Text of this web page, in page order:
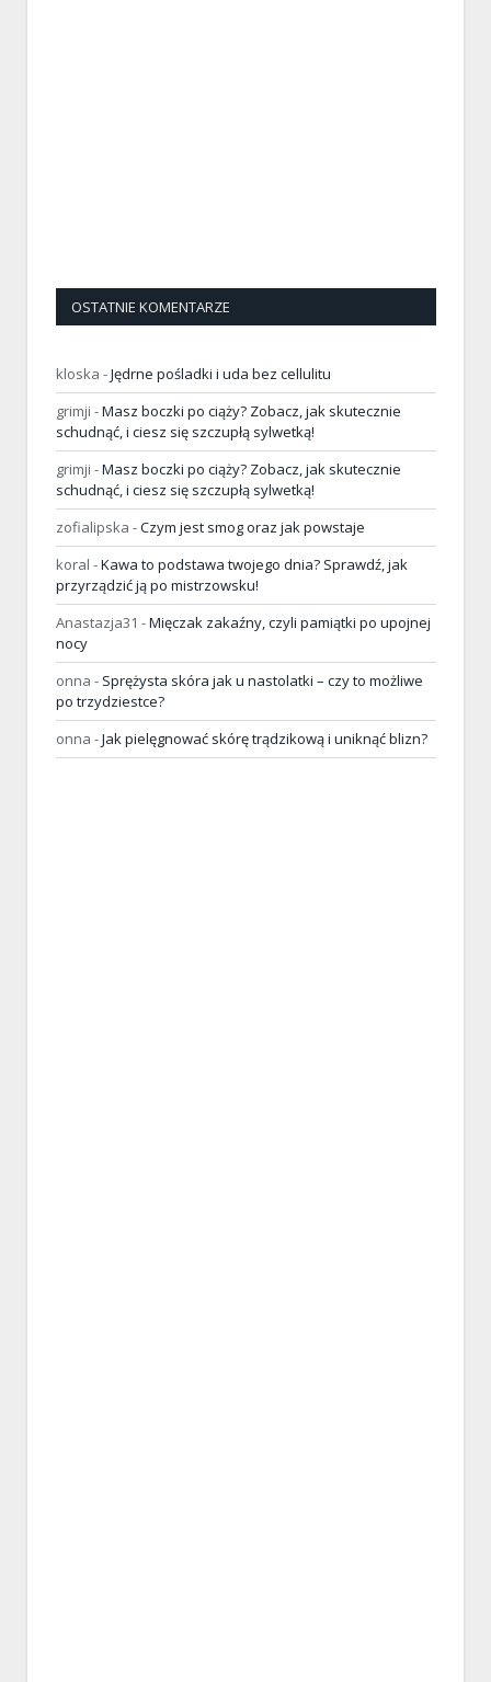
OSTATNIE KOMENTARZE
kloska -Jędrne pośladki i uda bez cellulitu
grimji -Masz boczki po ciąży? Zobacz, jak skutecznie
schudnąć, i ciesz się szczupłą sylwetką!
grimji -Masz boczki po ciąży? Zobacz, jak skutecznie
schudnąć, i ciesz się szczupłą sylwetką!
zofialipska -Czym jest smog oraz jak powstaje
koral -Kawa to podstawa twojego dnia? Sprawdź, jak
przyrządzić ją po mistrzowsku!
Anastazja31 -Mięczak zakaźny, czyli pamiątki po upojnej
nocy
onna - Sprężysta skóra jak u nastolatki – czy to możliwe
po trzydziestce?
onna -Jak pielęgnować skórę trądzikową i uniknąć blizn?